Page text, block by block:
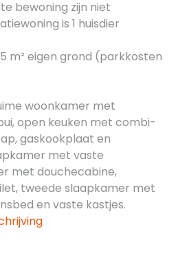
bewoning zijn niet
is 1 huisdier
m² eigen grond (parkkosten
woonkamer met
open keuken met combi-
gaskookplaat en
met vaste
met douchecabine,
tweede slaapkamer met
en vaste kastjes.